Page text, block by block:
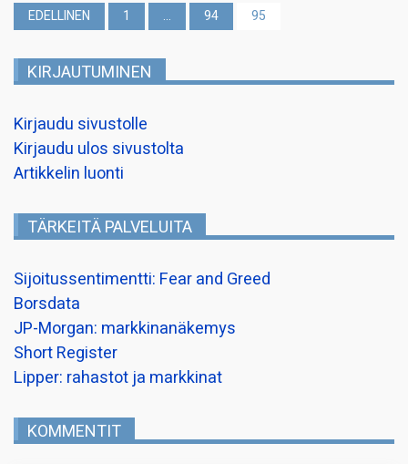
Artikkelien
sivutus
EDELLINEN 1 … 94 95
KIRJAUTUMINEN
Kirjaudu sivustolle
Kirjaudu ulos sivustolta
Artikkelin luonti
TÄRKEITÄ PALVELUITA
Sijoitussentimentti: Fear and Greed
Borsdata
JP-Morgan: markkinanäkemys
Short Register
Lipper: rahastot ja markkinat
KOMMENTIT